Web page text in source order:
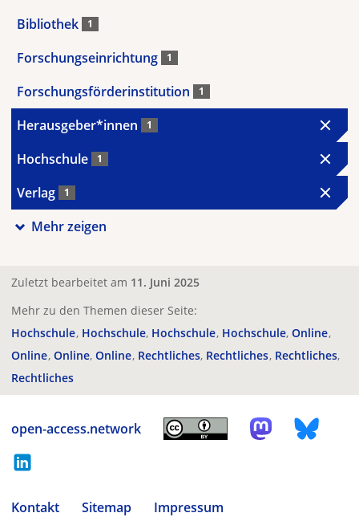
Bibliothek 1
Forschungseinrichtung 1
Forschungsförderinstitution 1
Herausgeber*innen 1
Hochschule 1
Verlag 1
Mehr zeigen
Zuletzt bearbeitet am 11. Juni 2025
Mehr zu den Themen dieser Seite:
Hochschule Hochschule Hochschule Hochschule Online
Online Online Online Rechtliches Rechtliches Rechtliches
Rechtliches
open-access.network
Kontakt Sitemap
Impressum